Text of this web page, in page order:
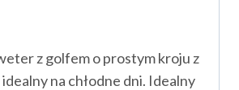
z golfem o prostym kroju z
na chłodne dni. Idealny